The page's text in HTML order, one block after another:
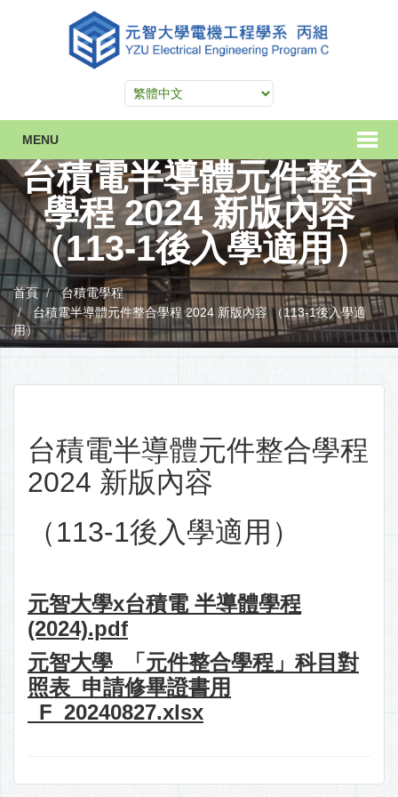
MENU
台積電半導體元件整合
學程 2024 新版內容
（113-1後入學適用）
首頁
台積電學程
台積電半導體元件整合學程 2024 新版內容 （113-1後入學適
用）
台積電半導體元件整合學程
2024 新版內容
（113-1後入學適用）
元智大學x台積電 半導體學程
(2024).pdf
元智大學_「元件整合學程」科目對
照表_申請修畢證書用
_F_20240827.xlsx